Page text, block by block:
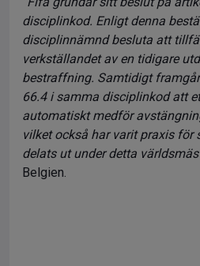
disciplinkod. Enligt denna
disciplinnämnd besluta att
verkställandet av en tidigare
bestraffning. Samtidigt
66.4 i samma disciplinkod att
automatiskt medför
vilket också har varit praxis för
delats ut under detta
Belgien.